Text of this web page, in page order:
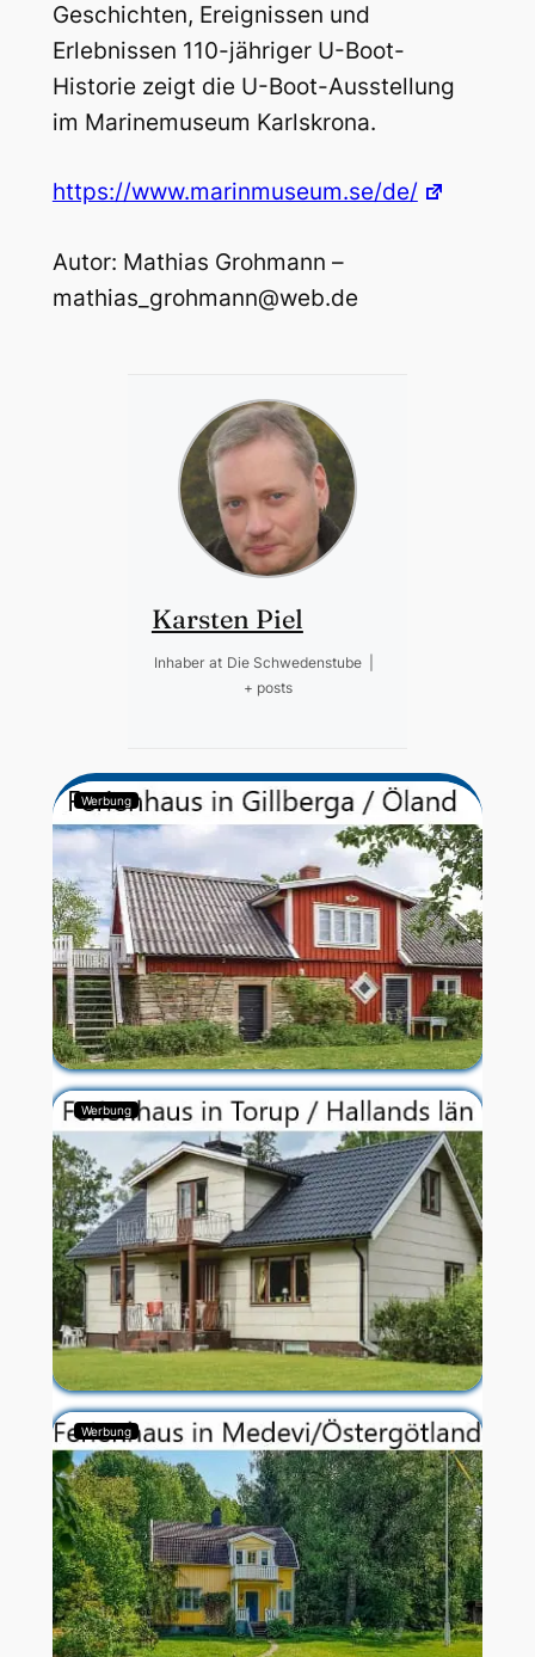
Geschichten, Ereignissen und
Erlebnissen 110-jähriger U-Boot-
Historie zeigt die U-Boot-Ausstellung
im Marinemuseum Karlskrona.
https://www.marinmuseum.se/de/
Autor: Mathias Grohmann –
mathias_grohmann@web.de
Karsten Piel
Inhaber at Die Schwedenstube
+ posts
Werbung
Werbung
Werbung